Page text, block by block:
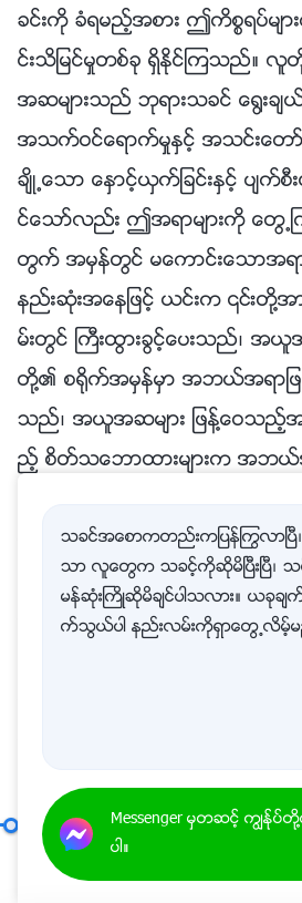
သခင္အေစာကတည္းကျပန္ႂကြလာၿပီ၊ သ
သာ လူေတြက သခင့္ကိုဆိုမိၿပီးၿပီ၊
မန္ဆုံးႀကိဳဆိုမိခ်င္ပါသလား။ ယခုခ်က္
က္သြယ္ပါ နည္းလမ္းကိုရွာေတြ႕လိမ့္
Messenger မွတဆင့္ ကြၽ
ပါ။
00:20
54:34